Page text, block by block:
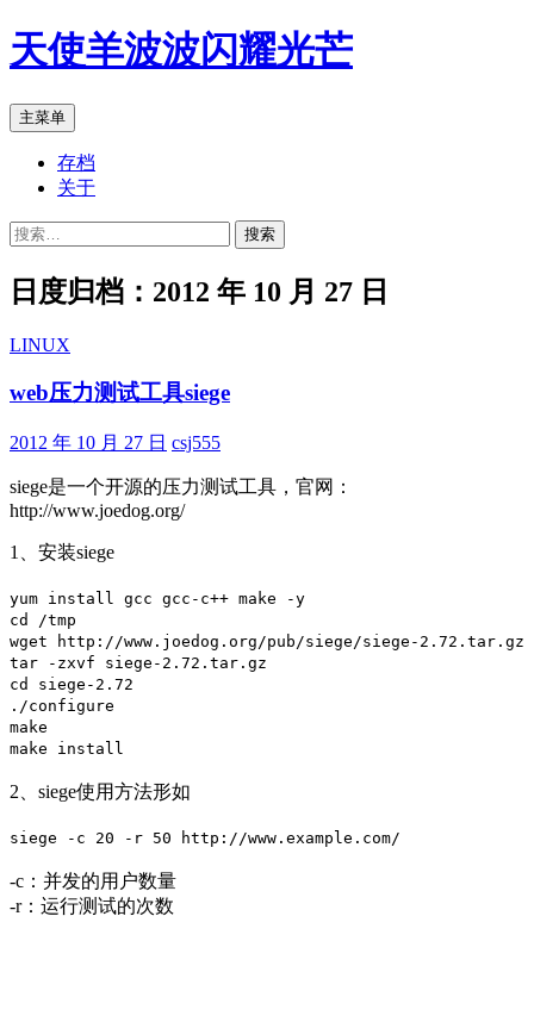
跳
至
文
天使羊波波闪耀光芒
搜
索
主菜单
存档
关于
搜
日度归档：2012 年 10 月 27 日
LINUX
web压力测试工具siege
2012 年 10 月 27 日 csj555
siege是一个开源的压力测试工具，官网：
http://www.joedog.org/
1、安装siege
yum install gcc gcc-c++ make -y
cd /tmp
wget http://www.joedog.org/pub/siege/siege-2.72.tar.gz
tar -zxvf siege-2.72.tar.gz
cd siege-2.72
./configure
make
make install
2、siege使用方法形如
siege -c 20 -r 50 http://www.example.com/
-c：并发的用户数量
-r：运行测试的次数